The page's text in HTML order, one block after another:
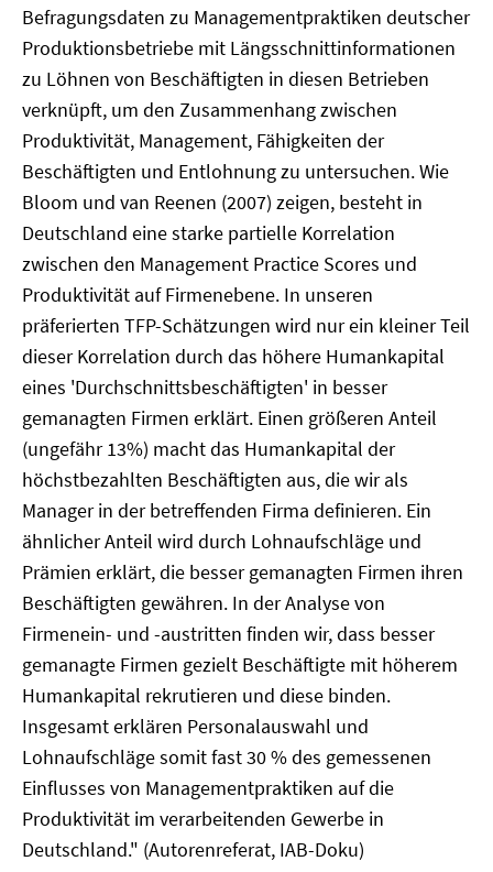
Befragungsdaten zu Managementpraktiken deutscher
Produktionsbetriebe mit Längsschnittinformationen
zu Löhnen von Beschäftigten in diesen Betrieben
verknüpft, um den Zusammenhang zwischen
Produktivität, Management, Fähigkeiten der
Beschäftigten und Entlohnung zu untersuchen. Wie
Bloom und van Reenen (2007) zeigen, besteht in
Deutschland eine starke partielle Korrelation
zwischen den Management Practice Scores und
Produktivität auf Firmenebene. In unseren
präferierten TFP-Schätzungen wird nur ein kleiner Teil
dieser Korrelation durch das höhere Humankapital
eines 'Durchschnittsbeschäftigten' in besser
gemanagten Firmen erklärt. Einen größeren Anteil
(ungefähr 13%) macht das Humankapital der
höchstbezahlten Beschäftigten aus, die wir als
Manager in der betreffenden Firma definieren. Ein
ähnlicher Anteil wird durch Lohnaufschläge und
Prämien erklärt, die besser gemanagten Firmen ihren
Beschäftigten gewähren. In der Analyse von
Firmenein- und -austritten finden wir, dass besser
gemanagte Firmen gezielt Beschäftigte mit höherem
Humankapital rekrutieren und diese binden.
Insgesamt erklären Personalauswahl und
Lohnaufschläge somit fast 30 % des gemessenen
Einflusses von Managementpraktiken auf die
Produktivität im verarbeitenden Gewerbe in
Deutschland." (Autorenreferat, IAB-Doku)